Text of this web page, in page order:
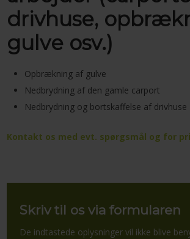
drivhuse,
gulve osv.)
Opbrækning af gulve
Nedbrydning af den gamle carport
Nedbrydning og bortskaffelse af drivhuse
Kontakt os med evt. spørgsmål og for
Skriv til os via formularen
De indtastede oplysninger vil ikke blive